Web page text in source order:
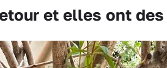
et elles ont